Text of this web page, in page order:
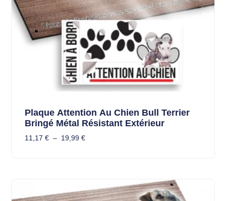
Plaque Attention Au Chien Bull Terrier
Bringé Métal Résistant Extérieur
11,17 € – 19,99 €